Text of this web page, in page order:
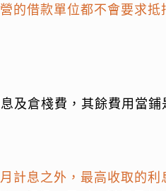
的借款單位都不會要求
及倉棧費，其餘費用當
計息之外，最高收取的利